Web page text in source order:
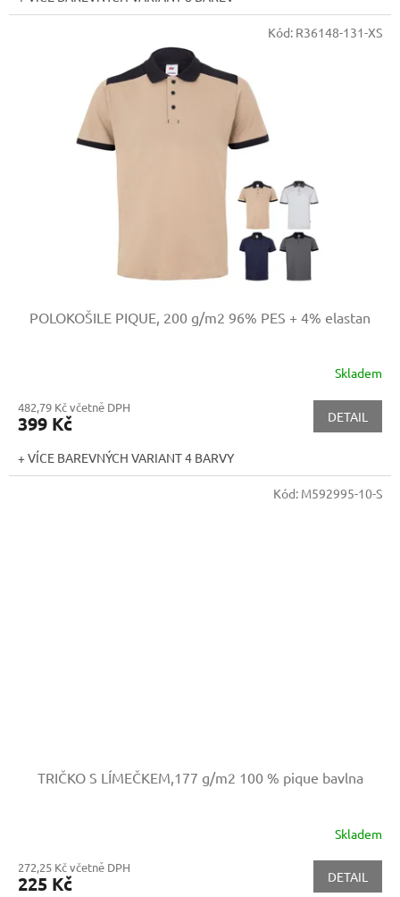
POLOKOŠILE PIQUE, 200 g/m2 96% PES + 4% elastan
Skladem
482,79 Kč včetně DPH
399 Kč DETAIL
+ VÍCE BAREVNÝCH VARIANT 4 BARVY
Kód: R36148-131-XS
TRIČKO S LÍMEČKEM,177 g/m2 100 % pique bavlna
Skladem
272,25 Kč včetně DPH
225 Kč DETAIL
Kód: M592995-10-S